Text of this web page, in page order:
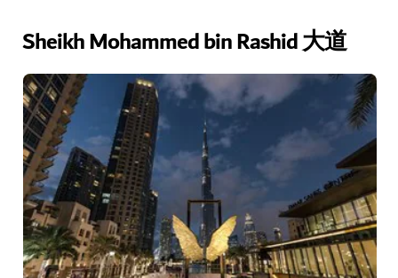
Sheikh Mohammed bin Rashid 大道